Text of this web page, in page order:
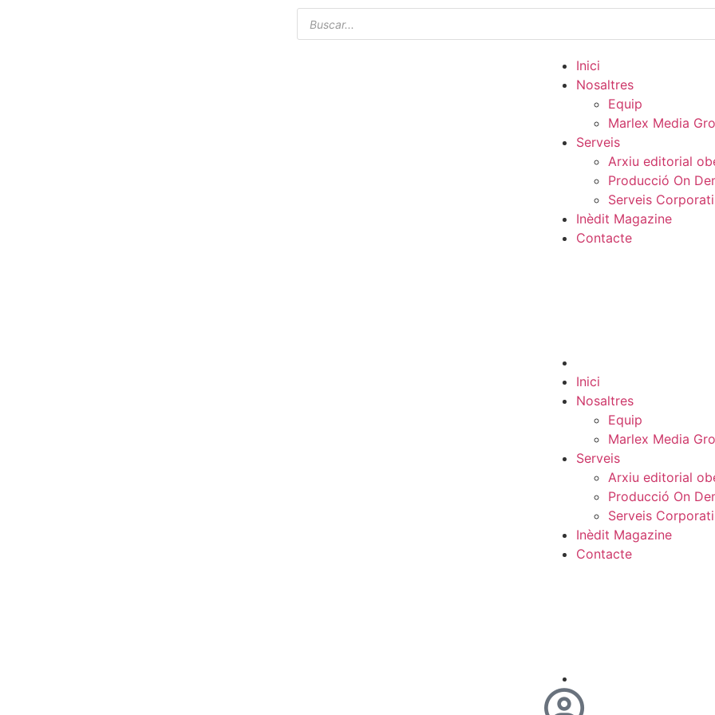
Inici
Nosaltres
Equip
Marlex Media
Serveis
Arxiu editorial
Producció On
Serveis
Inèdit Magazine
Contacte
Inici
Nosaltres
Equip
Marlex Media
Serveis
Arxiu editorial
Producció On
Serveis
Inèdit Magazine
Contacte